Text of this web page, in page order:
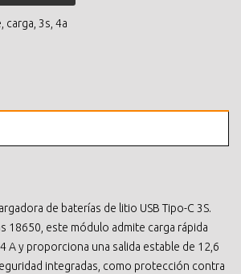
carga 3s 4a
de baterías de litio USB Tipo-C 3S.
18650, este módulo admite carga rápida
A y proporciona una salida estable de 12,6
integradas, como protección contra